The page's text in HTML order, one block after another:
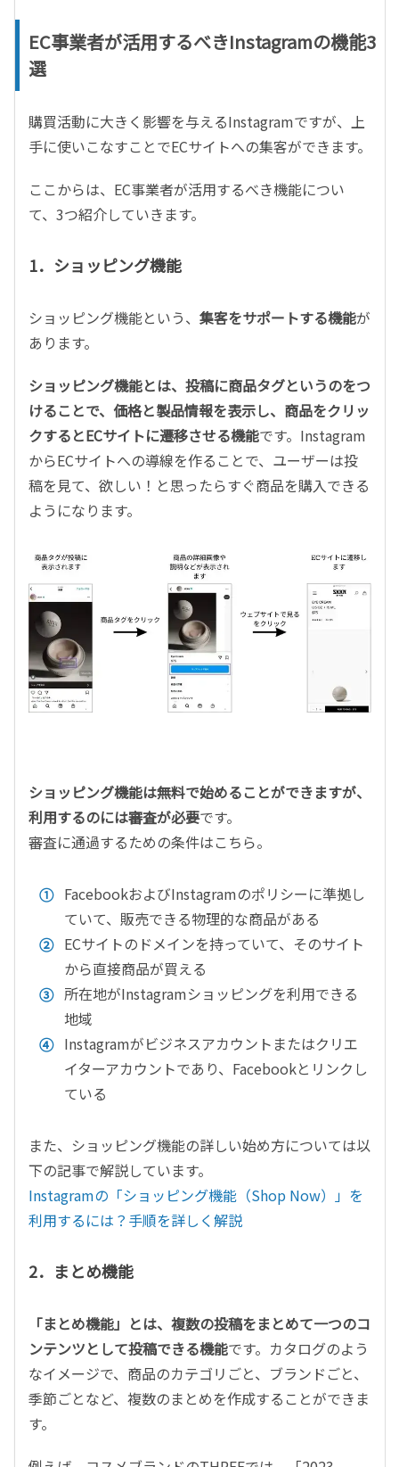
EC事業者が活用するべきInstagramの機能3
選
購買活動に大きく影響を与えるInstagramですが、上
手に使いこなすことでECサイトへの集客ができます。
ここからは、EC事業者が活用するべき機能につい
て、3つ紹介していきます。
1．ショッピング機能
ショッピング機能という、 集客をサポートする機能が
あります。
ショッピング機能とは、投稿に商品タグというのをつ
けることで、価格と製品情報を表示し、商品をクリッ
クするとECサイトに遷移させる機能です。Instagram
からECサイトへの導線を作ることで、ユーザーは投
稿を見て、欲しい！と思ったらすぐ商品を購入できる
ようになります。
ショッピング機能は無料で始めることができますが、
利用するのには審査が必要です。
審査に通過するための条件はこちら。
FacebookおよびInstagramのポリシーに準拠し
ていて、販売できる物理的な商品がある
ECサイトのドメインを持っていて、そのサイト
から直接商品が買える
所在地がInstagramショッピングを利用できる
地域
Instagramがビジネスアカウントまたはクリエ
イターアカウントであり、Facebookとリンクし
ている
また、ショッピング機能の詳しい始め方については以
下の記事で解説しています。
Instagramの「ショッピング機能（Shop Now）」を
利用するには？手順を詳しく解説
2．まとめ機能
「まとめ機能」とは、複数の投稿をまとめて一つのコ
ンテンツとして投稿できる機能です。カタログのよう
なイメージで、商品のカテゴリごと、ブランドごと、
季節ごとなど、複数のまとめを作成することができま
す。